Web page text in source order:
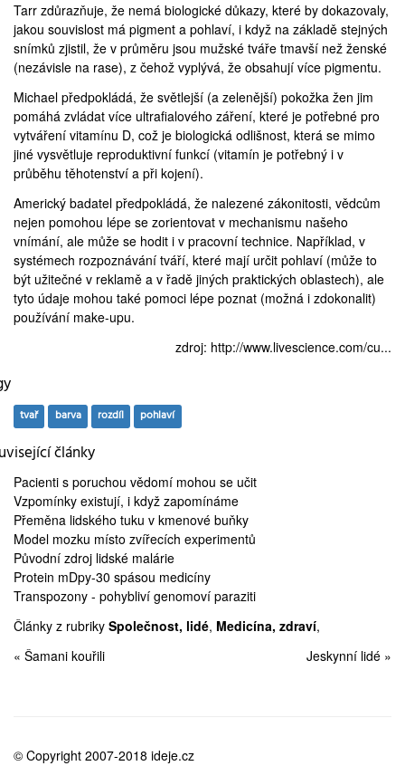
Tarr zdůrazňuje, že nemá biologické důkazy, které by dokazovaly,
jakou souvislost má pigment a pohlaví, i když na základě stejných
snímků zjistil, že v průměru jsou mužské tváře tmavší než ženské
(nezávisle na rase), z čehož vyplývá, že obsahují více pigmentu.
Michael předpokládá, že světlejší (a zelenější) pokožka žen jim
pomáhá zvládat více ultrafialového záření, které je potřebné pro
vytváření vitamínu D, což je biologická odlišnost, která se mimo
jiné vysvětluje reproduktivní funkcí (vitamín je potřebný i v
průběhu těhotenství a při kojení).
Americký badatel předpokládá, že nalezené zákonitosti, vědcům
nejen pomohou lépe se zorientovat v mechanismu našeho
vnímání, ale může se hodit i v pracovní technice. Například, v
systémech rozpoznávání tváří, které mají určit pohlaví (může to
být užitečné v reklamě a v řadě jiných praktických oblastech), ale
tyto údaje mohou také pomoci lépe poznat (možná i zdokonalit)
používání make-upu.
zdroj: http://www.livescience.com/cu...
tvař barva rozdíl pohlaví
články
Pacienti s poruchou vědomí mohou se učit
Vzpomínky existují, i když zapomínáme
Přeměna lidského tuku v kmenové buňky
Model mozku místo zvířecích experimentů
Původní zdroj lidské malárie
Protein mDpy-30 spásou medicíny
Transpozony - pohybliví genomoví paraziti
Články z rubriky Společnost, lidé, Medicína, zdraví,
« Šamani kouřili
Jeskynní lidé »
© Copyright 2007-2018 ideje.cz